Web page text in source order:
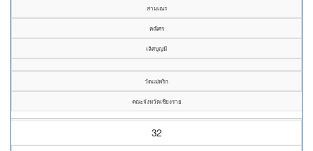
สามเณร
คณิศร
เลิศบุญมี
วัดแม่พริก
คณะจังหวัดเชียงราย
32